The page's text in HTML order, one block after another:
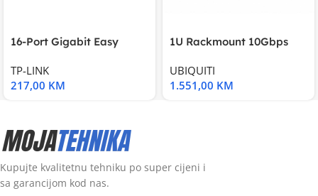
16-Port Gigabit Easy
TP-LINK
217,00 KM
1U Rackmount 10Gbps
UBIQUITI
1.551,00 KM
Kupujte kvalitetnu tehniku po super cijeni i
sa garancijom kod nas.